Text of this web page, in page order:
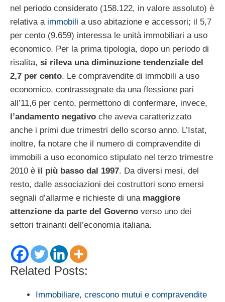
nel periodo considerato (158.122, in valore assoluto) è
relativa a immobili a uso abitazione e accessori; il 5,7
per cento (9.659) interessa le unità immobiliari a uso
economico. Per la prima tipologia, dopo un periodo di
risalita, si rileva una diminuzione tendenziale del
2,7 per cento. Le compravendite di immobili a uso
economico, contrassegnate da una flessione pari
all’11,6 per cento, permettono di confermare, invece,
l’andamento negativo che aveva caratterizzato
anche i primi due trimestri dello scorso anno. L’Istat,
inoltre, fa notare che il numero di compravendite di
immobili a uso economico stipulato nel terzo trimestre
2010 è il più basso dal 1997. Da diversi mesi, del
resto, dalle associazioni dei costruttori sono emersi
segnali d’allarme e richieste di una maggiore
attenzione da parte del Governo verso uno dei
settori trainanti dell’economia italiana.
Related Posts:
Immobiliare, crescono mutui e compravendite